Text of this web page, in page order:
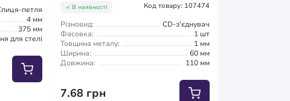
петля
4 мм
375 мм
для стелі
В наявності Код товару: 107474
Різновид:
CD-з'єднувач
Фасовка:
1 шт
Товщина металу:
1 мм
Ширина:
60 мм
Довжина:
110 мм
7.68 грн